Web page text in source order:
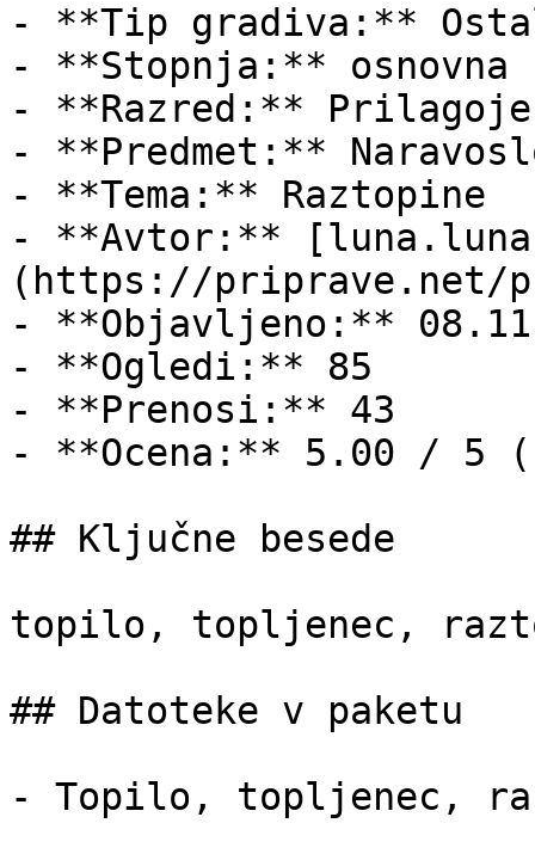
- **Tip gradiva:**
- **Stopnja:** osnovna
- **Razred:**
- **Predmet:**
- **Tema:** Raztopine
- **Avtor:**
(https://priprave.net/
- **Objavljeno:**
- **Ogledi:** 85
- **Prenosi:** 43
- **Ocena:** 5.00 / 5
## Ključne besede
topilo, topljenec,
## Datoteke v paketu
- Topilo, topljenec,